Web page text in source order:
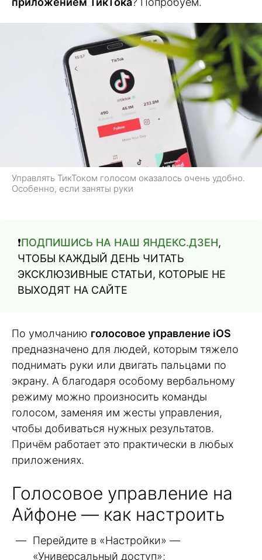
Управлять ТикТоком голосом оказалось очень удобно.
Особенно, если заняты руки
❗️ПОДПИШИСЬ НА НАШ ЯНДЕКС.ДЗЕН,
ЧТОБЫ КАЖДЫЙ ДЕНЬ ЧИТАТЬ
ЭКСКЛЮЗИВНЫЕ СТАТЬИ, КОТОРЫЕ НЕ
ВЫХОДЯТ НА САЙТЕ
По умолчанию голосовое управление iOS
предназначено для людей, которым тяжело
поднимать руки или двигать пальцами по
экрану. А благодаря особому вербальному
режиму можно произносить команды
голосом, заменяя им жесты управления,
чтобы добиваться нужных результатов.
Причём работает это практически в любых
приложениях.
Голосовое управление на
Айфоне — как настроить
Перейдите в «Настройки» —
«Универсальный доступ»;